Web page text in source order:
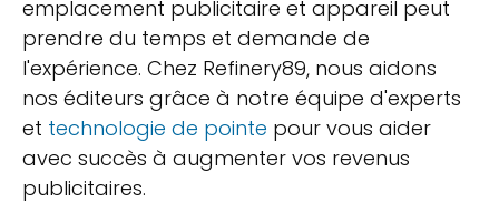
emplacement publicitaire et appareil peut
prendre du temps et demande de
l'expérience. Chez Refinery89, nous aidons
nos éditeurs grâce à notre équipe d'experts
et technologie de pointe pour vous aider
avec succès à augmenter vos revenus
publicitaires.